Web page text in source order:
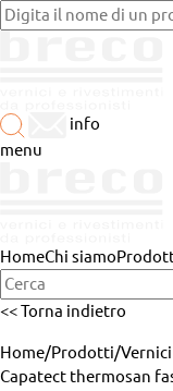
info
menu
HomeChi siamo
<< Torna indietro
Home/Prodotti/
Capatect thermosan